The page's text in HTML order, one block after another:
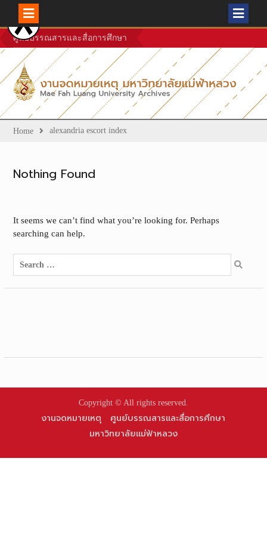
Skip
to
content
ศูนย์บรรณสารและสื่อการศึกษา
Home alexandria escort index
Nothing Found
It seems we can’t find what you’re looking for. Perhaps
searching can help.
Search
for:
Copyright © All rights reserved.
งานจดหมายเหตุ
ศูนย์บรรณสารและสื่อการศึกษา
มหาวิทยาลัยแม่ฟ้าหลวง